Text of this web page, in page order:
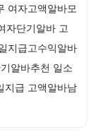
여자고액알바모
자단기알바 고
지급고수익알바
알바추천 일소
지급 고액알바남